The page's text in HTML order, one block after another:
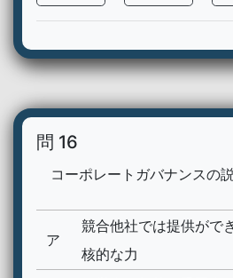
問 16
コーポレートガバナンスの
ア
競合他社では提供がで
核的な力